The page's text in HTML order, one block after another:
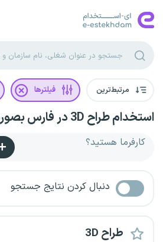
مرتبط‌ترین فیلترها
استخدام طراح 3D در فارس بصورت تمام وقت
کارفرما هستید؟
دنبال کردن نتایج جستجو
طراح 3D